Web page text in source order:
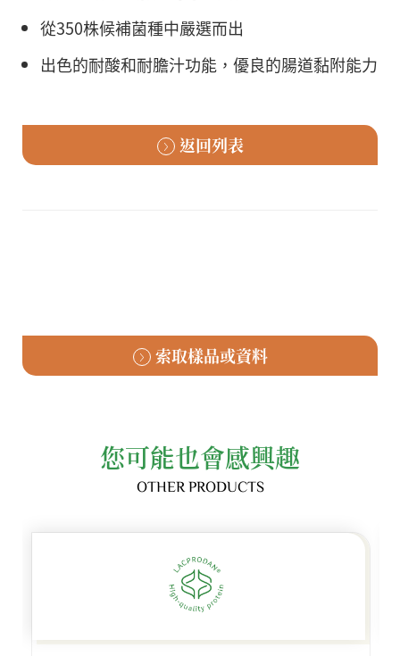
從350株候補菌種中嚴選而出
出色的耐酸和耐膽汁功能，優良的腸道黏附能力
返回列表
索取樣品或資料
您可能也會感興趣
OTHER PRODUCTS